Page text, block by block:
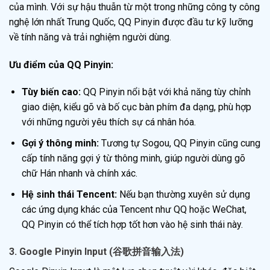
của mình. Với sự hậu thuẫn từ một trong những công ty công
nghệ lớn nhất Trung Quốc, QQ Pinyin được đầu tư kỹ lưỡng
về tính năng và trải nghiệm người dùng.
Ưu điểm của QQ Pinyin:
Tùy biến cao:QQ Pinyin nổi bật với khả năng tùy chỉnh
giao diện, kiểu gõ và bố cục bàn phím đa dạng, phù hợp
với những người yêu thích sự cá nhân hóa.
Gợi ý thông minh:Tương tự Sogou, QQ Pinyin cũng cung
cấp tính năng gợi ý từ thông minh, giúp người dùng gõ
chữ Hán nhanh và chính xác.
Hệ sinh thái Tencent:Nếu bạn thường xuyên sử dụng
các ứng dụng khác của Tencent như QQ hoặc WeChat,
QQ Pinyin có thể tích hợp tốt hơn vào hệ sinh thái này.
3. Google Pinyin Input (谷歌拼音输入法)